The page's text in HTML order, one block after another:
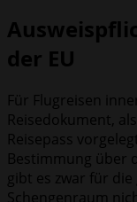
der EU
Für Flugreisen
Reisedokument,
Reisepass
Bestimmung über
gibt es zwar für
Schengenraum